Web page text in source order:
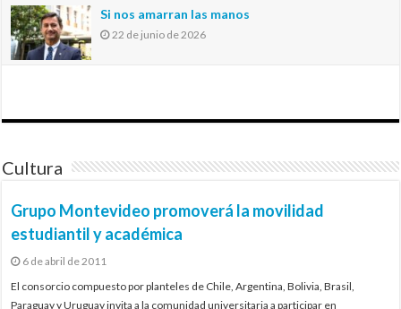
Si nos amarran las manos
22 de junio de 2026
Cultura
Grupo Montevideo promoverá la movilidad
estudiantil y académica
6 de abril de 2011
El consorcio compuesto por planteles de Chile, Argentina, Bolivia, Brasil,
Paraguay y Uruguay invita a la comunidad universitaria a participar en